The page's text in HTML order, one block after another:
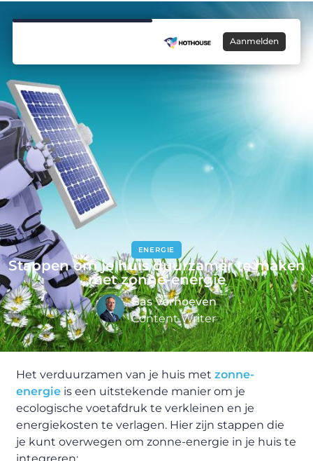
Aanmelden
ENERGIE
Stappen om je huis duurzamer te maken
met zonne-energie
Bas Verhoeven
Content Writer
Het verduurzamen van je huis metzonne-
energie is een uitstekende manier om je
ecologische voetafdruk te verkleinen en je
energiekosten te verlagen. Hier zijn stappen die
je kunt overwegen om zonne-energie in je huis te